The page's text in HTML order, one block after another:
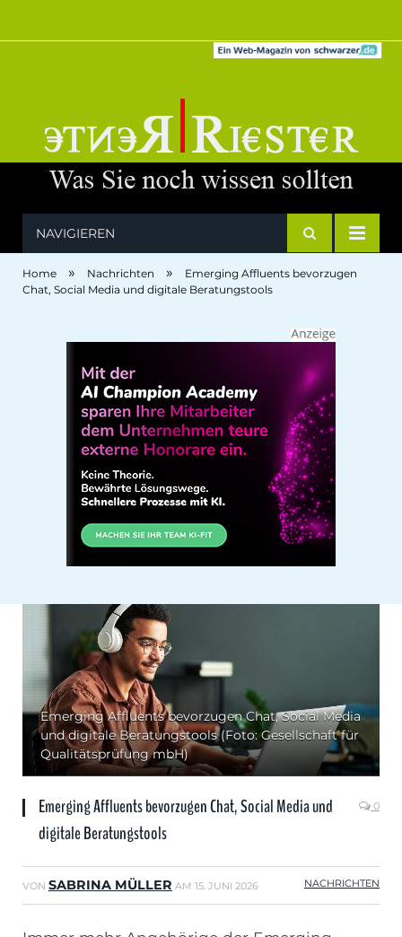
NAVIGIEREN
Home » Nachrichten »
Emerging Affluents bevorzugen
Chat, Social Media und digitale Beratungstools
Emerging Affluents bevorzugen Chat, Social Media
und digitale Beratungstools (Foto: Gesellschaft für
Qualitätsprüfung mbH)
Emerging Affluents bevorzugen Chat, Social Media und
digitale Beratungstools
0
VON SABRINA MÜLLER AM 15. JUNI 2026 NACHRICHTEN